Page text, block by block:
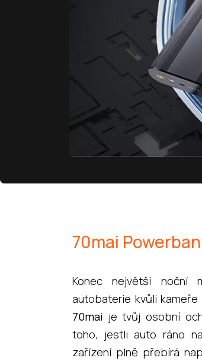
70mai
Konec největší noční
autobaterie kvůli kameře
70mai je tvůj osobní
toho, jestli auto ráno
zařízení plně přebírá